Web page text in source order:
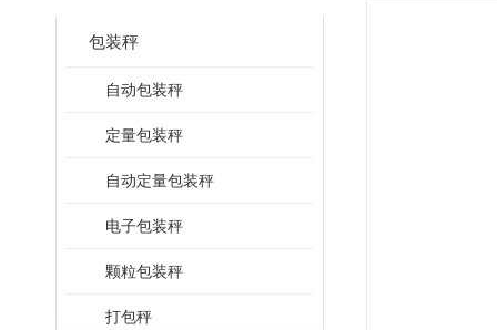
包装秤
自动包装秤
定量包装秤
自动定量包装秤
电子包装秤
颗粒包装秤
打包秤